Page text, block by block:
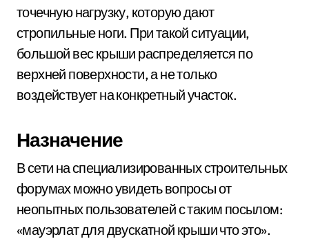
точечную нагрузку, которую дают
стропильные ноги. При такой ситуации,
большой вес крыши распределяется по
верхней поверхности, а не только
воздействует на конкретный участок.
Назначение
В сети на специализированных строительных
форумах можно увидеть вопросы от
неопытных пользователей с таким посылом:
«мауэрлат для двускатной крыши что это».